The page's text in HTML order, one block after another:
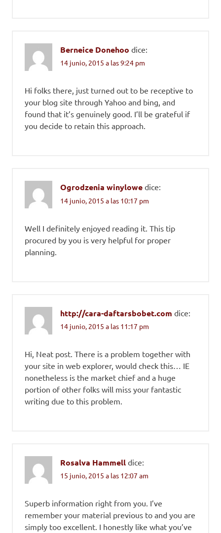
Berneice Donehoo dice:
14 junio, 2015 a las 9:24 pm
Hi folks there, just turned out to be receptive to
your blog site through Yahoo and bing, and
found that it’s genuinely good. I’ll be grateful if
you decide to retain this approach.
Ogrodzenia winylowe dice:
14 junio, 2015 a las 10:17 pm
Well I definitely enjoyed reading it. This tip
procured by you is very helpful for proper
planning.
http://cara-daftarsbobet.com dice:
14 junio, 2015 a las 11:17 pm
Hi, Neat post. There is a problem together with
your site in web explorer, would check this… IE
nonetheless is the market chief and a huge
portion of other folks will miss your fantastic
writing due to this problem.
Rosalva Hammell dice:
15 junio, 2015 a las 12:07 am
Superb information right from you. I’ve
remember your material previous to and you are
simply too excellent. I honestly like what you’ve